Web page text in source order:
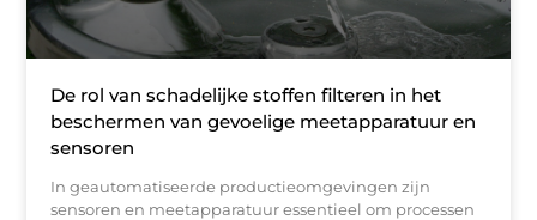
De rol van schadelijke stoffen filteren in het
beschermen van gevoelige meetapparatuur en
sensoren
In geautomatiseerde productieomgevingen zijn
sensoren en meetapparatuur essentieel om processen